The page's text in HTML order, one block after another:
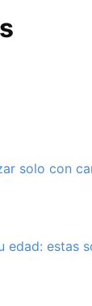
solo con
estas